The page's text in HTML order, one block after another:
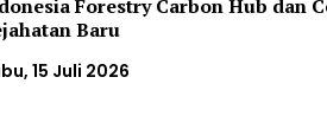
Forestry Carbon Hub dan
Baru
15 Juli 2026